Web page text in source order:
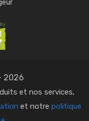
2026
et nos services,
et notre politique